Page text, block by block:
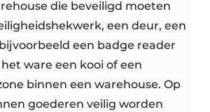
die beveiligd moeten
een deur, een
een badge reader
ware een kooi of een
binnen een warehouse. Op
goederen veilig worden